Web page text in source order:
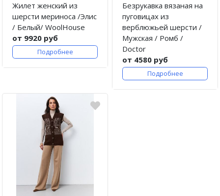
Жилет женский из
шерсти мериноса /Элис
/ Белый/ WoolHouse
от 9920 руб
Подробнее
Безрукавка вязаная на
пуговицах из
верблюжьей шерсти /
Мужская / Ромб /
Doctor
от 4580 руб
Подробнее